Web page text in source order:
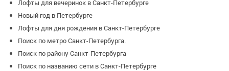
Лофты для вечеринок в Санкт-Петербурге
Новый год в Петербурге
Лофты для дня рождения в Санкт-Петербурге
Поиск по метро Санкт-Петербурга.
Поиск по району Санкт-Петербурга
Поиск по названию сети в Санкт-Петербурге